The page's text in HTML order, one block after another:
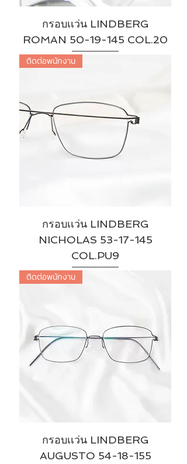
กรอบเเว่น LINDBERG
ROMAN 50-19-145 COL.20
ติดต่อพนักงาน
กรอบเเว่น LINDBERG
NICHOLAS 53-17-145
COL.PU9
ติดต่อพนักงาน
​​​​​​​กรอบเเว่น LINDBERG
AUGUSTO 54-18-155